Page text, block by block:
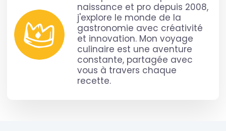
naissance et pro depuis 2008,
j'explore le monde de la
gastronomie avec créativité
et innovation. Mon voyage
culinaire est une aventure
constante, partagée avec
vous à travers chaque
recette.